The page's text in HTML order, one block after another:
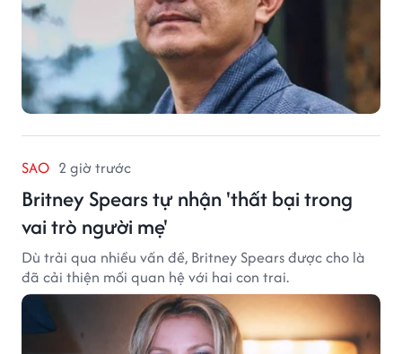
SAO 2 giờ trước
Britney Spears tự nhận 'thất bại trong
vai trò người mẹ'
Dù trải qua nhiều vấn đề, Britney Spears được cho là
đã cải thiện mối quan hệ với hai con trai.